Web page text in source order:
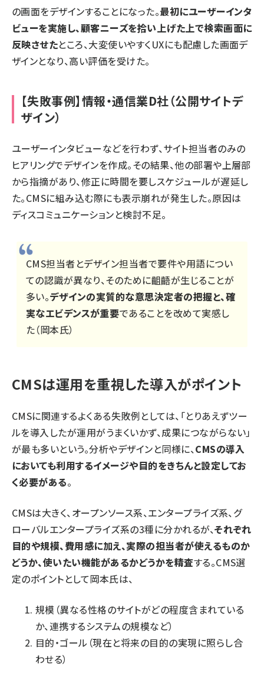
の画面をデザインすることになった。最初にユーザーインタ
ビューを実施し、顧客ニーズを拾い上げた上で検索画面に
反映させたところ、大変使いやすくUXにも配慮した画面デ
ザインとなり、高い評価を受けた。
【失敗事例】情報・通信業D社（公開サイトデ
ザイン）
ユーザーインタビューなどを行わず、サイト担当者のみの
ヒアリングでデザインを作成。その結果、他の部署や上層部
から指摘があり、修正に時間を要しスケジュールが遅延し
た。CMSに組み込む際にも表示崩れが発生した。原因は
ディスコミュニケーションと検討不足。
CMS担当者とデザイン担当者で要件や用語につい
ての認識が異なり、そのために齟齬が生じることが
多い。デザインの実質的な意思決定者の把握と、確
実なエビデンスが重要であることを改めて実感し
た（岡本氏）
CMSは運用を重視した導入がポイント
CMSに関連するよくある失敗例としては、「とりあえずツー
ルを導入したが運用がうまくいかず、成果につながらない」
が最も多いという。分析やデザインと同様に、CMSの導入
においても利用するイメージや目的をきちんと設定してお
く必要がある。
CMSは大きく、オープンソース系、エンタープライズ系、グ
ローバルエンタープライズ系の3種に分かれるが、それぞれ
目的や規模、費用感に加え、実際の担当者が使えるものか
どうか、使いたい機能があるかどうかを精査する。CMS選
定のポイントとして岡本氏は、
規模（異なる性格のサイトがどの程度含まれている
か、連携するシステムの規模など）
目的・ゴール（現在と将来の目的の実現に照らし合
わせる）